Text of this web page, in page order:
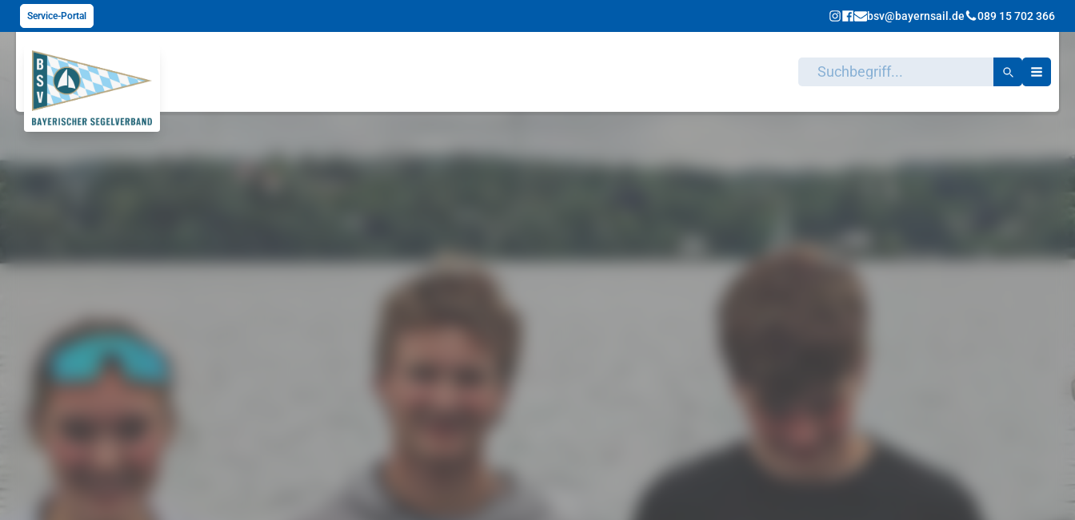
Service-Portal bsv@bayernsail.de 089 15 702 366